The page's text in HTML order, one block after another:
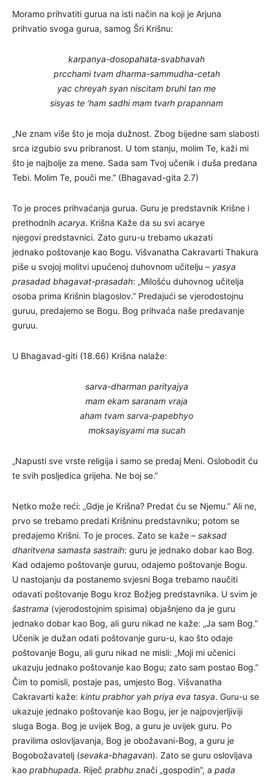
Moramo prihvatiti gurua na isti način na koji je Arjuna
prihvatio svoga gurua, samog Šri Krišnu:
karpanya-dosopahata-svabhavah
prcchami tvam dharma-sammudha-cetah
yac chreyah syan niscitam bruhi tan me
sisyas te ‘ham sadhi mam tvarh prapannam
„Ne znam više što je moja dužnost. Zbog bijedne sam slabosti
srca izgubio svu pribranost. U tom stanju, molim Te, kaži mi
što je najbolje za mene. Sada sam Tvoj učenik i duša predana
Tebi. Molim Te, pouči me.” (Bhagavad-gita 2.7)
To je proces prihvaćanja gurua. Guru je predstavnik Krišne i
prethodnih acarya. Krišna Kaže da su svi acarye
njegovi predstavnici. Zato guru-u trebamo ukazati
jednako poštovanje kao Bogu. Višvanatha Cakravarti Thakura
piše u svojoj molitvi upućenoj duhovnom učitelju – yasya
prasadad bhagavat-prasadah: „Milošću duhovnog učitelja
osoba prima Krišnin blagoslov.” Predajući se vjerodostojnu
guruu, predajemo se Bogu. Bog prihvaća naše predavanje
guruu.
U Bhagavad-giti (18.66) Krišna nalaže:
sarva-dharman parityajya
mam ekam saranam vraja
aham tvam sarva-papebhyo
moksayisyami ma sucah
„Napusti sve vrste religija i samo se predaj Meni. Oslobodit ću
te svih posljedica grijeha. Ne boj se.”
Netko može reći: „Gdje je Krišna? Predat ću se Njemu.” Ali ne,
prvo se trebamo predati Krišninu predstavniku; potom se
predajemo Krišni. To je proces. Zato se kaže – saksad
dharitvena samasta sastraih: guru je jednako dobar kao Bog.
Kad odajemo poštovanje guruu, odajemo poštovanje Bogu.
U nastojanju da postanemo svjesni Boga trebamo naučiti
odavati poštovanje Bogu kroz Božjeg predstavnika. U svim je
šastrama (vjerodostojnim spisima) objašnjeno da je guru
jednako dobar kao Bog, ali guru nikad ne kaže: „Ja sam Bog.”
Učenik je dužan odati poštovanje guru-u, kao što odaje
poštovanje Bogu, ali guru nikad ne misli: „Moji mi učenici
ukazuju jednako poštovanje kao Bogu; zato sam postao Bog.”
Čim to pomisli, postaje pas, umjesto Bog. Višvanatha
Cakravarti kaže: kintu prabhor yah priya eva tasya. Guru-u se
ukazuje jednako poštovanje kao Bogu, jer je najpovjerljiviji
sluga Boga. Bog je uvijek Bog, a guru je uvijek guru. Po
pravilima oslovljavanja, Bog je obožavani-Bog, a guru je
Bogobožavatelj (sevaka-bhagavan). Zato se guru oslovljava
kao prabhupada. Riječ prabhu znači „gospodin”, a pada